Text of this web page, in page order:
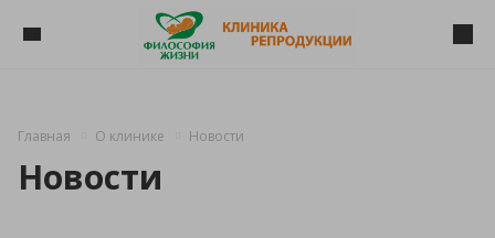
Главная О клинике Новости
Новости